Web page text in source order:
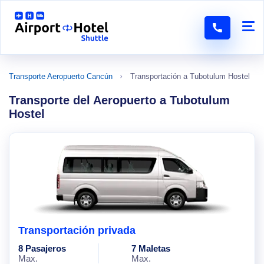
Transporte Aeropuerto Cancún Transportación a Tubotulum Hostel
Transporte del Aeropuerto a Tubotulum
Hostel
Transportación privada
8 Pasajeros
Max.
7 Maletas
Max.